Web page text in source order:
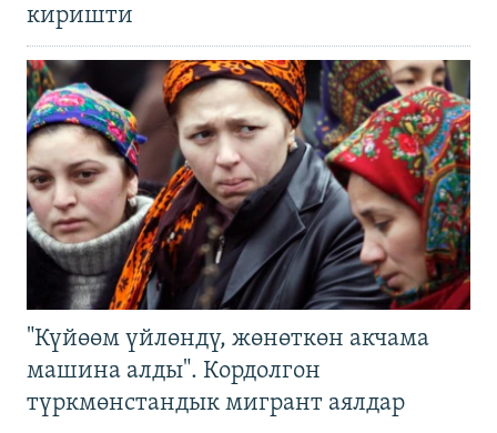
киришти
"Күйөөм үйлөндү, жөнөткөн акчама
машина алды". Кордолгон
түркмөнстандык мигрант аялдар